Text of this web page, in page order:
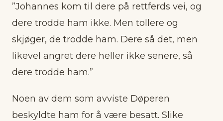
”Johannes kom til dere på rettferds vei, og
dere trodde ham ikke. Men tollere og
skjøger, de trodde ham. Dere så det, men
likevel angret dere heller ikke senere, så
dere trodde ham.”
Noen av dem som avviste Døperen
beskyldte ham for å være besatt. Slike